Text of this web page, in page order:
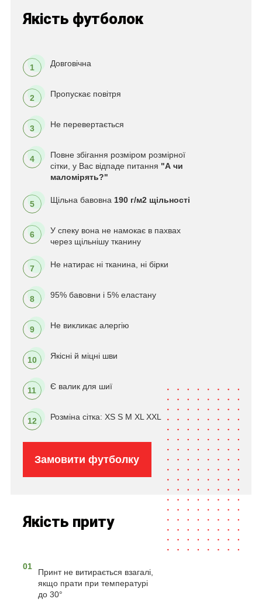
Якість футболок
1 Довговічна
2 Пропускає повітря
3 Не перевертається
4
Повне збігання розміром розмірної
сітки, у Вас відпаде питання "А чи
маломірять?"
5 Щільна бавовна 190 г/м2 щільності
6
У спеку вона не намокає в пахвах
через щільнішу тканину
7 Не натирає ні тканина, ні бірки
8 95% бавовни і 5% еластану
9 Не викликає алергію
10 Якісні й міцні шви
11 Є валик для шиї
12 Розміна сітка: XS S M XL XXL
Замовити футболку
Якість приту
01
Принт не витирається взагалі,
якщо прати при температурі
до 30°